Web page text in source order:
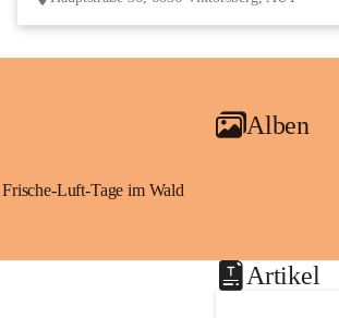
Alben
Frische-Luft-Tage im Wald
Artikel